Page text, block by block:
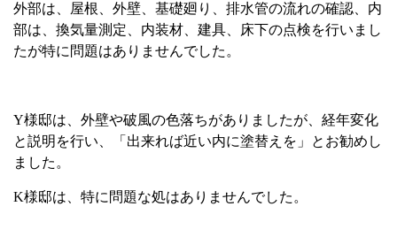
外部は、屋根、外壁、基礎廻り、排水管の流れの確認、内
部は、換気量測定、内装材、建具、床下の点検を行いまし
たが特に問題はありませんでした。
Y様邸は、外壁や破風の色落ちがありましたが、経年変化
と説明を行い、「出来れば近い内に塗替えを」とお勧めし
ました。
K様邸は、特に問題な処はありませんでした。